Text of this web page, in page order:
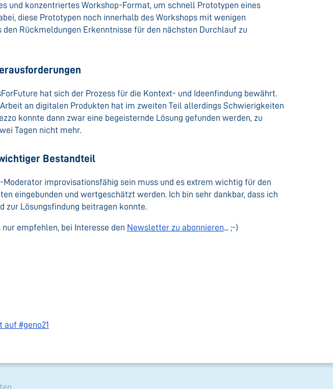
und konzentriertes Workshop-Format, um schnell Prototypen eines
diese Prototypen noch innerhalb des Workshops mit wenigen
Rückmeldungen Erkenntnisse für den nächsten Durchlauf zu
hat sich der Prozess für die Kontext- und Ideenfindung bewährt.
an digitalen Produkten hat im zweiten Teil allerdings Schwierigkeiten
konnte dann zwar eine begeisternde Lösung gefunden werden, zu
Tagen nicht mehr.
Bestandteil
Moderator improvisationsfähig sein muss und es extrem wichtig für den
eingebunden und wertgeschätzt werden. Ich bin sehr dankbar, dass ich
zur Lösungsfindung beitragen konnte.
empfehlen, bei Interesse den Newsletter zu abonnieren... ;-)
auf #geno21